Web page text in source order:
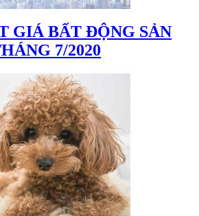
GIÁ BẤT ĐỘNG SẢN
7/2020